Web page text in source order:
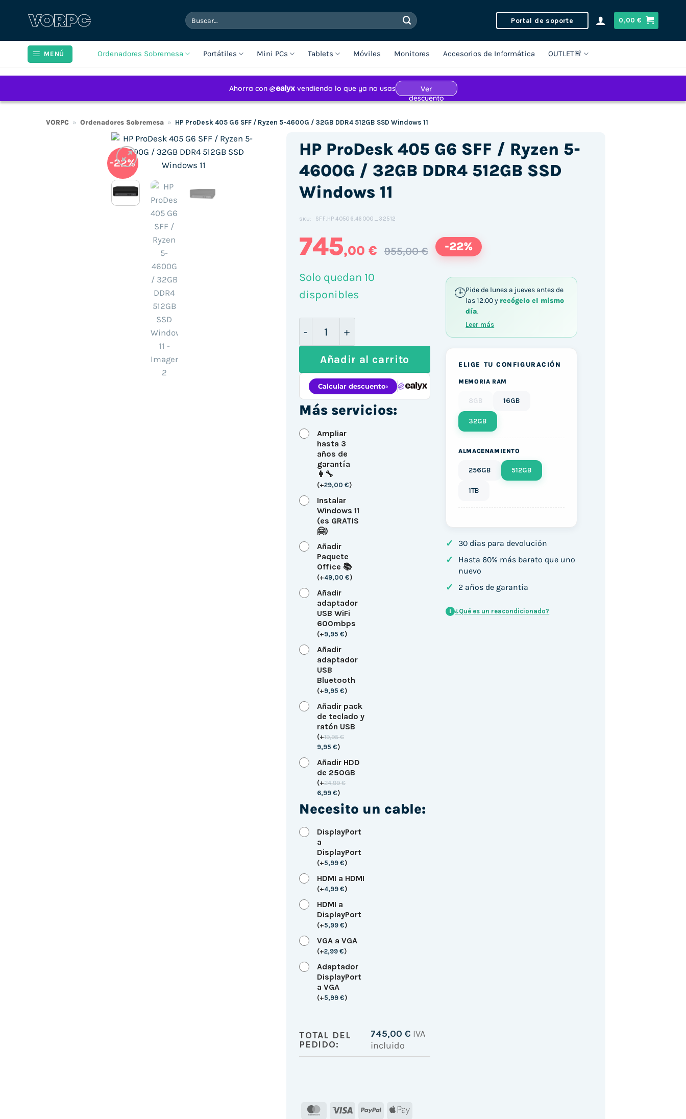
Buscar
por:
Portal de soporte 0,00€
MENÚ Ordenadores Sobremesa Portátiles Mini PCs Tablets Móviles Monitores Accesorios de Informática OUTLET🚨
VORPC » Ordenadores Sobremesa » HP ProDesk 405 G6 SFF / Ryzen 5-4600G / 32GB DDR4 512GB SSD Windows 11
-22%
HP ProDesk 405 G6 SFF / Ryzen 5-
4600G / 32GB DDR4 512GB SSD
Windows 11
SKU: SFF.HP.405G6.4600G_32512
745,00 € 955,00 € -22%
Solo quedan 10
disponibles
HP ProDesk 405 G6 SFF / Ryzen 5-4600G / 32GB DDR4 512GB SSD Windows 11
Añadir al carrito
Más servicios:
Ampliar
hasta 3
años de
garantía
👩‍🔧
(+29,00 €)
Instalar
Windows 11
(es GRATIS
🤗)
Añadir
Paquete
Office 📚
(+49,00 €)
Añadir
adaptador
USB WiFi
600mbps
(+9,95 €)
Añadir
adaptador
USB
Bluetooth
(+9,95 €)
Añadir pack
de teclado y
ratón USB
(+19,95€
9,95 €)
Añadir HDD
de 250GB
(+24,99€
6,99 €)
Necesito un cable:
DisplayPort
a
DisplayPort
(+5,99 €)
HDMI a HDMI
(+4,99 €)
HDMI a
DisplayPort
(+5,99 €)
VGA a VGA
(+2,99 €)
Adaptador
DisplayPort
a VGA
(+5,99 €)
TOTAL DEL
PEDIDO:
745,00 € IVA
incluido
MasterCard
Visa PayPal Apple
Pide de lunes a jueves antes de
las 12:00 y recógelo el mismo
día.
Leer más
ELIGE TU CONFIGURACIÓN
MEMORIA RAM
8GB 16GB
32GB
ALMACENAMIENTO
256GB 512GB
1TB
✓ 30 días para devolución
✓
Hasta 60% más barato que uno
nuevo
✓ 2 años de garantía
i ¿Qué es un reacondicionado?